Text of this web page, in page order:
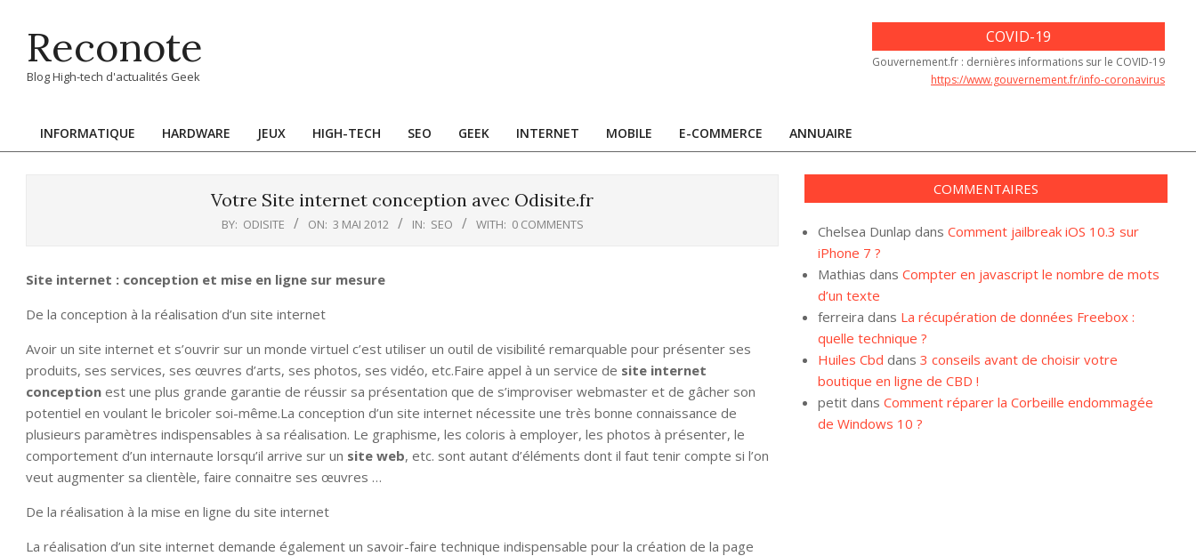
contentReconote
Blog High-tech d'actualités Geek
COVID-19
Gouvernement.fr : dernières informations sur le COVID-19
https://www.gouvernement.fr/info-coronavirus
Primary
INFORMATIQUE HARDWARE JEUX HIGH-TECH SEO GEEK INTERNET MOBILE E-COMMERCE ANNUAIRE
Votre Site internet conception avec Odisite.fr
BY: ODISITE ON: 3 MAI 2012 IN: SEO WITH: 0 COMMENTS
Site internet : conception et mise en ligne sur mesure
De la conception à la réalisation d’un site internet
Avoir un site internet et s’ouvrir sur un monde virtuel c’est utiliser un outil de visibilité remarquable pour présenter ses
produits, ses services, ses œuvres d’arts, ses photos, ses vidéo, etc.Faire appel à un service de site internet
conception est une plus grande garantie de réussir sa présentation que de s’improviser webmaster et de gâcher son
potentiel en voulant le bricoler soi-même.La conception d’un site internet nécessite une très bonne connaissance de
plusieurs paramètres indispensables à sa réalisation. Le graphisme, les coloris à employer, les photos à présenter, le
comportement d’un internaute lorsqu’il arrive sur un site web, etc. sont autant d’éléments dont il faut tenir compte si l’on
veut augmenter sa clientèle, faire connaitre ses œuvres …
De la réalisation à la mise en ligne du site internet
La réalisation d’un site internet demande également un savoir-faire technique indispensable pour la création de la page
COMMENTAIRES
Chelsea Dunlap dans Comment jailbreak iOS 10.3 sur
iPhone 7 ?
Mathias dans Compter en javascript le nombre de mots
d’un texte
ferreira dans La récupération de données Freebox :
quelle technique ?
Huiles Cbd dans 3 conseils avant de choisir votre
boutique en ligne de CBD !
petit dans Comment réparer la Corbeille endommagée
de Windows 10 ?